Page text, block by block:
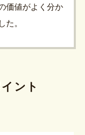
価値がよく分か
。
ント